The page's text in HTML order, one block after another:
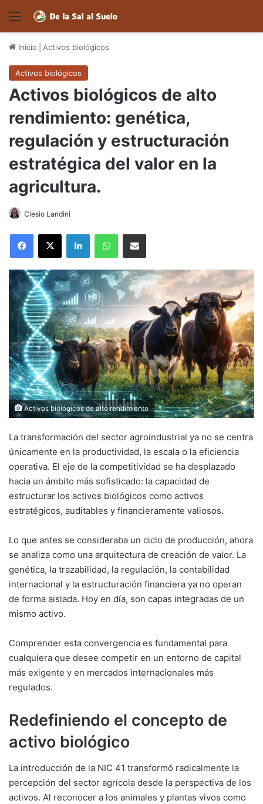
Menú
Inicio Activos biológicos
Activos biológicos
Activos biológicos de alto
rendimiento: genética,
regulación y estructuración
estratégica del valor en la
agricultura.
Clesio Landini
Facebook
X LinkedInWhatsAppCompartir por correo electrónico
Activos biológicos de alto rendimiento
La transformación del sector agroindustrial ya no se centra
únicamente en la productividad, la escala o la eficiencia
operativa. El eje de la competitividad se ha desplazado
hacia un ámbito más sofisticado: la capacidad de
estructurar los activos biológicos como activos
estratégicos, auditables y financieramente valiosos.
Lo que antes se consideraba un ciclo de producción, ahora
se analiza como una arquitectura de creación de valor. La
genética, la trazabilidad, la regulación, la contabilidad
internacional y la estructuración financiera ya no operan
de forma aislada. Hoy en día, son capas integradas de un
mismo activo.
Comprender esta convergencia es fundamental para
cualquiera que desee competir en un entorno de capital
más exigente y en mercados internacionales más
regulados.
Redefiniendo el concepto de
activo biológico
La introducción de la NIC 41 transformó radicalmente la
percepción del sector agrícola desde la perspectiva de los
activos. Al reconocer a los animales y plantas vivos como